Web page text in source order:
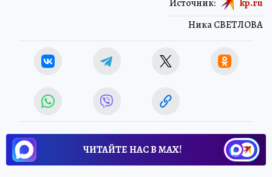
Ника СВЕТЛОВА
Источник: kp.ru
ЧИТАЙТЕ НАС В МАХ!